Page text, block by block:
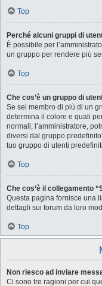
Top
Perché alcuni gruppi di
È possibile per
un gruppo per rendere più
Top
Che cos’è un gruppo di
Se sei membro di più di un
determina il colore e quali
normali; l’amministratore,
diversi dal gruppo
tuo gruppo di utenti
Top
Che cos’è il collegamento
Questa pagina fornisce una
dettagli sui forum da loro
Top
Non riesco ad inviare
Ci sono tre ragioni per cui